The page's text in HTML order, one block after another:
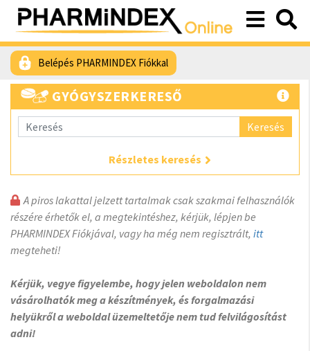
Belépés PHARMINDEX Fiókkal
GYÓGYSZERKERESŐ
Keresés
Részletes keresés
A piros lakattal jelzett tartalmak csak szakmai felhasználók
részére érhetők el, a megtekintéshez, kérjük, lépjen be
PHARMINDEX Fiókjával, vagy ha még nem regisztrált, itt
megteheti!
Kérjük, vegye figyelembe, hogy jelen weboldalon nem
vásárolhatók meg a készítmények, és forgalmazási
helyükről a weboldal üzemeltetője nem tud felvilágosítást
adni!